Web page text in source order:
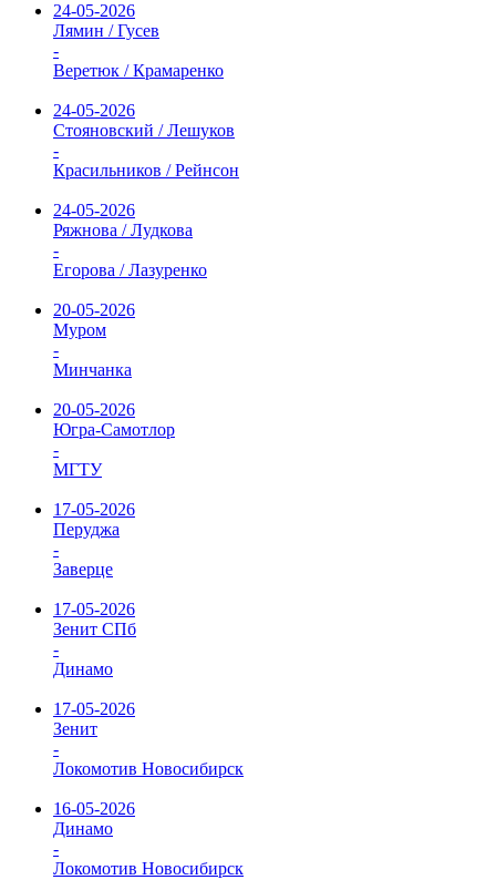
24-05-2026
Лямин / Гусев
-
Веретюк / Крамаренко
24-05-2026
Стояновский / Лешуков
-
Красильников / Рейнсон
24-05-2026
Ряжнова / Лудкова
-
Егорова / Лазуренко
20-05-2026
Муром
-
Минчанка
20-05-2026
Югра-Самотлор
-
МГТУ
17-05-2026
Перуджа
-
Заверце
17-05-2026
Зенит СПб
-
Динамо
17-05-2026
Зенит
-
Локомотив Новосибирск
16-05-2026
Динамо
-
Локомотив Новосибирск